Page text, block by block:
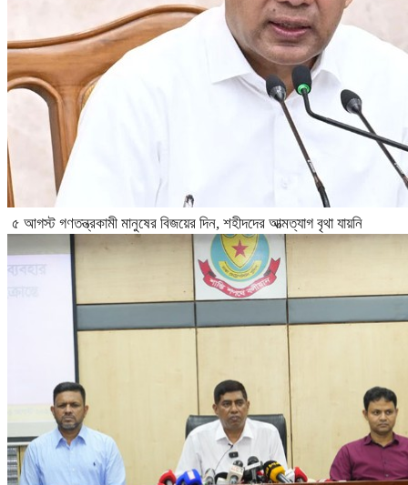
৫ আগস্ট গণতন্ত্রকামী মানুষের বিজয়ের দিন, শহীদদের আত্মত্যাগ বৃথা যায়নি